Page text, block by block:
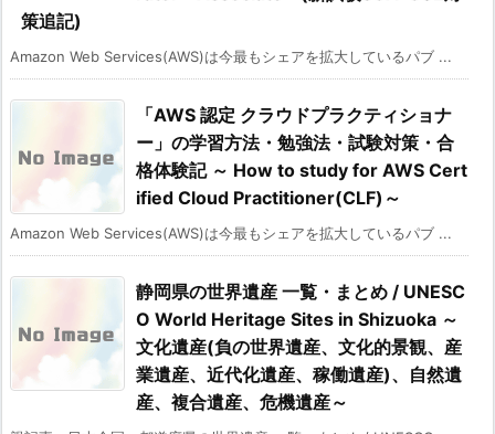
策追記)
Amazon Web Services(AWS)は今最もシェアを拡大しているパブ ...
「AWS 認定 クラウドプラクティショナ
ー」の学習方法・勉強法・試験対策・合
格体験記 ～ How to study for AWS Cert
ified Cloud Practitioner(CLF)～
Amazon Web Services(AWS)は今最もシェアを拡大しているパブ ...
静岡県の世界遺産 一覧・まとめ / UNESC
O World Heritage Sites in Shizuoka ～
文化遺産(負の世界遺産、文化的景観、産
業遺産、近代化遺産、稼働遺産)、自然遺
産、複合遺産、危機遺産～